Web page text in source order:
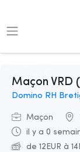
Maçon
Domino RH
Maçon
il y a 0
de 12EUR à